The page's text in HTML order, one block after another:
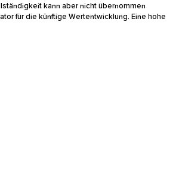
Vollständigkeit kann aber nicht übernommen
für die künftige Wertentwicklung. Eine hohe